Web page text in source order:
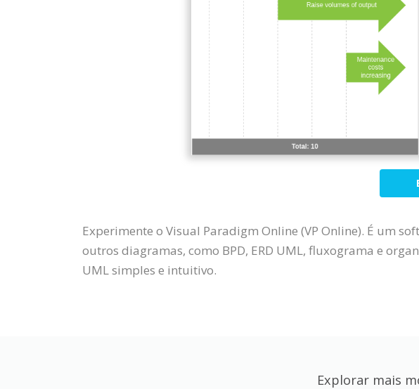
Experimente o Visual Paradigm Online (VP Online). É um
outros diagramas, como BPD, ERD UML, fluxograma e
UML simples e intuitivo.
Explorar mais